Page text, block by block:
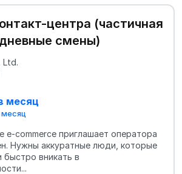
центра (частичная
смены)
Ltd.
месяц
e‑commerce приглашает оператора
Нужны аккуратные люди, которые
вникать в